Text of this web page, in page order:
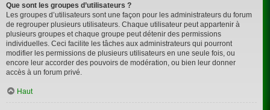
Que sont les groupes d’utilisateurs ?
Les groupes d’utilisateurs sont une façon pour les administrateurs du forum
de regrouper plusieurs utilisateurs. Chaque utilisateur peut appartenir à
plusieurs groupes et chaque groupe peut détenir des permissions
individuelles. Ceci facilite les tâches aux administrateurs qui pourront
modifier les permissions de plusieurs utilisateurs en une seule fois, ou
encore leur accorder des pouvoirs de modération, ou bien leur donner
accès à un forum privé.
Haut